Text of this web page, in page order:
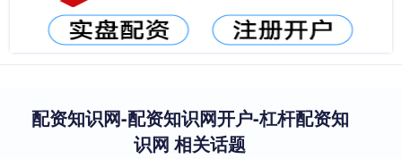
配资知识网-配资知识网开户-杠杆配资知
识网 相关话题